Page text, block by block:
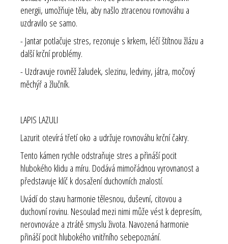
energii, umožňuje tělu, aby našlo ztracenou rovnováhu a
uzdravilo se samo.
- Jantar potlačuje stres, rezonuje s krkem, léčí štítnou žlázu a
další krční problémy.
- Uzdravuje rovněž žaludek, slezinu, ledviny, játra, močový
měchýř a žlučník.
LAPIS LAZULI
Lazurit otevírá třetí oko a udržuje rovnováhu krční čakry.
Tento kámen rychle odstraňuje stres a přináší pocit
hlubokého klidu a míru. Dodává mimořádnou vyrovnanost a
představuje klíč k dosažení duchovních znalostí.
Uvádí do stavu harmonie tělesnou, duševní, citovou a
duchovní rovinu. Nesoulad mezi nimi může vést k depresím,
nerovnováze a ztrátě smyslu života. Navozená harmonie
přináší pocit hlubokého vnitřního sebepoznání.